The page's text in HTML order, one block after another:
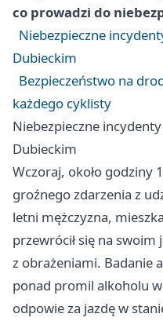
co prowadzi do
Niebezpieczne
Dubieckim
Bezpieczeństwo na
każdego cyklisty
Niebezpieczne
Dubieckim
Wczoraj, około godziny
groźnego zdarzenia z
letni mężczyzna,
przewrócił się na swoim
z obrażeniami. Badanie
ponad promil alkoholu
odpowie za jazdę w